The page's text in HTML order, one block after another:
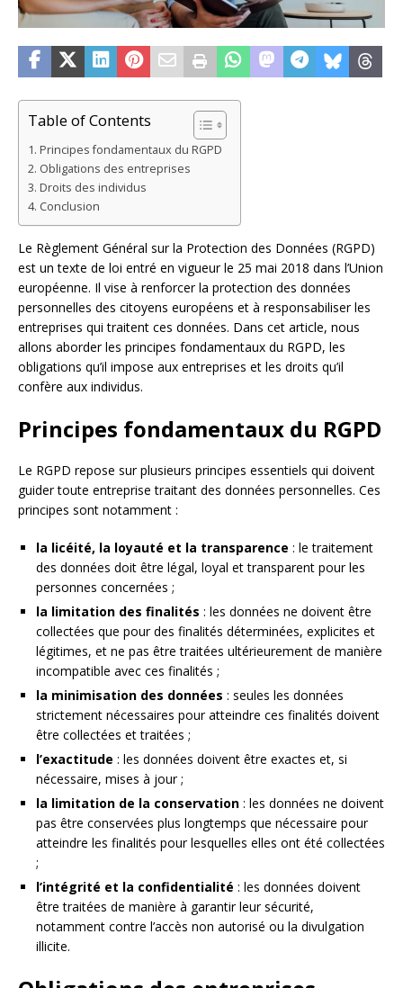
Table of Contents
Principes fondamentaux du RGPD
Obligations des entreprises
Droits des individus
Conclusion
Le Règlement Général sur la Protection des Données (RGPD)
est un texte de loi entré en vigueur le 25 mai 2018 dans l’Union
européenne. Il vise à renforcer la protection des données
personnelles des citoyens européens et à responsabiliser les
entreprises qui traitent ces données. Dans cet article, nous
allons aborder les principes fondamentaux du RGPD, les
obligations qu’il impose aux entreprises et les droits qu’il
confère aux individus.
Principes fondamentaux du RGPD
Le RGPD repose sur plusieurs principes essentiels qui doivent
guider toute entreprise traitant des données personnelles. Ces
principes sont notamment :
la licéité, la loyauté et la transparence : le traitement
des données doit être légal, loyal et transparent pour les
personnes concernées ;
la limitation des finalités : les données ne doivent être
collectées que pour des finalités déterminées, explicites et
légitimes, et ne pas être traitées ultérieurement de manière
incompatible avec ces finalités ;
la minimisation des données : seules les données
strictement nécessaires pour atteindre ces finalités doivent
être collectées et traitées ;
l’exactitude : les données doivent être exactes et, si
nécessaire, mises à jour ;
la limitation de la conservation : les données ne doivent
pas être conservées plus longtemps que nécessaire pour
atteindre les finalités pour lesquelles elles ont été collectées
;
l’intégrité et la confidentialité : les données doivent
être traitées de manière à garantir leur sécurité,
notamment contre l’accès non autorisé ou la divulgation
illicite.